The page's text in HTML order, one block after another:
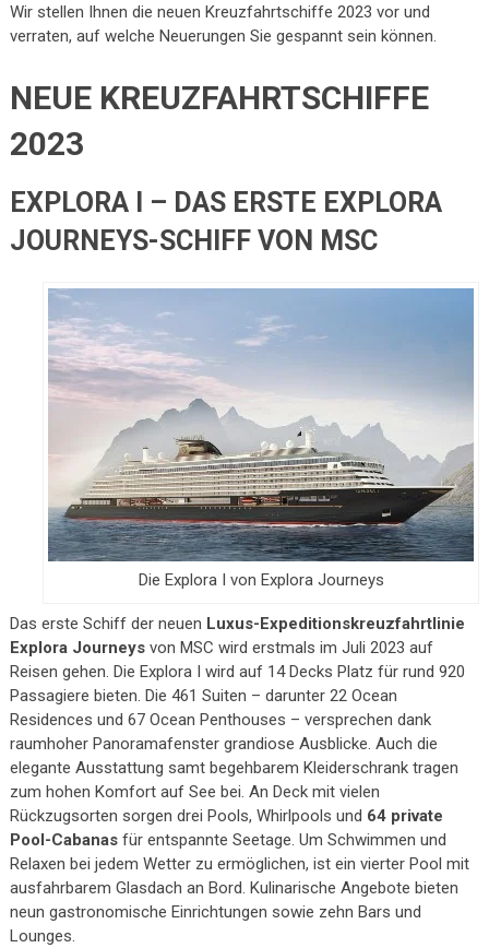
Wir stellen Ihnen die neuen Kreuzfahrtschiffe 2023 vor und
verraten, auf welche Neuerungen Sie gespannt sein können.
NEUE KREUZFAHRTSCHIFFE
2023
EXPLORA I – DAS ERSTE EXPLORA
JOURNEYS-SCHIFF VON MSC
Die Explora I von Explora Journeys
Das erste Schiff der neuen Luxus-Expeditionskreuzfahrtlinie
Explora Journeysvon MSC wird erstmals im Juli 2023 auf
Reisen gehen. Die Explora I wird auf 14 Decks Platz für rund 920
Passagiere bieten. Die 461 Suiten – darunter 22 Ocean
Residences und 67 Ocean Penthouses – versprechen dank
raumhoher Panoramafenster grandiose Ausblicke. Auch die
elegante Ausstattung samt begehbarem Kleiderschrank tragen
zum hohen Komfort auf See bei. An Deck mit vielen
Rückzugsorten sorgen drei Pools, Whirlpools und 64 private
Pool-Cabanasfür entspannte Seetage. Um Schwimmen und
Relaxen bei jedem Wetter zu ermöglichen, ist ein vierter Pool mit
ausfahrbarem Glasdach an Bord. Kulinarische Angebote bieten
neun gastronomische Einrichtungen sowie zehn Bars und
Lounges.